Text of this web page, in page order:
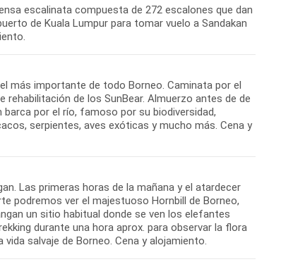
escalinata compuesta de 272 escalones que dan
de Kuala Lumpur para tomar vuelo a Sandakan
más importante de todo Borneo. Caminata por el
de los SunBear. Almuerzo antes de de
por el río, famoso por su biodiversidad,
serpientes, aves exóticas y mucho más. Cena y
Las primeras horas de la mañana y el atardecer
podremos ver el majestuoso Hornbill de Borneo,
un sitio habitual donde se ven los elefantes
durante una hora aprox. para observar la flora
salvaje de Borneo. Cena y alojamiento.